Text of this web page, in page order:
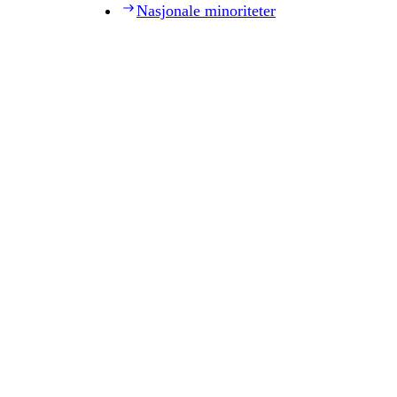
Nasjonale minoriteter